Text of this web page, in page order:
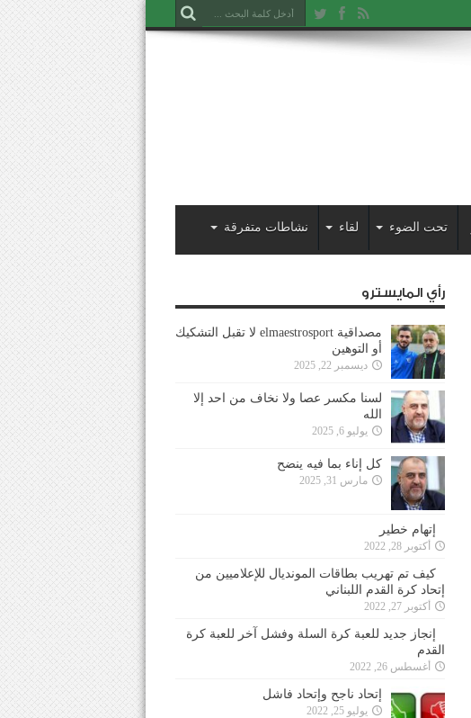
تحت الضوء لقاء نشاطات متفرقة
رأي المايسترو
مصداقية elmaestrosport لا تقبل التشكيك
أو التوهين
ديسمبر 22, 2025
لسنا مكسر عصا ولا نخاف من احد إلا
الله
يوليو 6, 2025
كل إناء بما فيه ينضح
مارس 31, 2025
إتهام خطير
أكتوبر 28, 2022
كيف تم تهريب بطاقات المونديال للإعلاميين من
إتحاد كرة القدم اللبناني
أكتوبر 27, 2022
إنجاز جديد للعبة كرة السلة وفشل آخر للعبة كرة
القدم
أغسطس 26, 2022
إتحاد ناجح وإتحاد فاشل
يوليو 25, 2022